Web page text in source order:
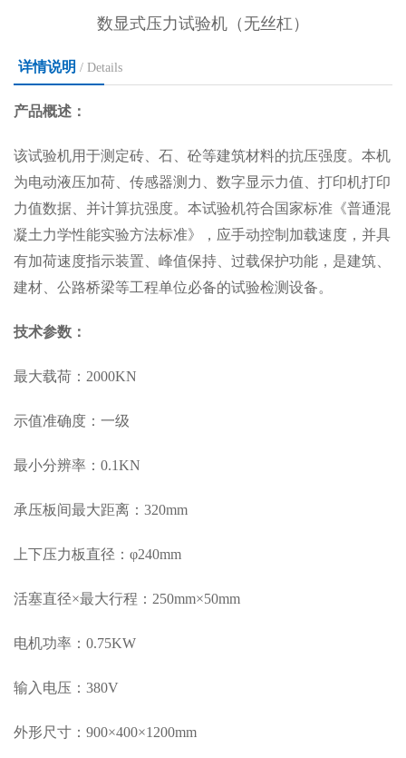
数显式压力试验机（无丝杠）
详情说明 / Details
产品概述：
该试验机用于测定砖、石、砼等建筑材料的抗压强度。本机
为电动液压加荷、传感器测力、数字显示力值、打印机打印
力值数据、并计算抗强度。本试验机符合国家标准《普通混
凝土力学性能实验方法标准》，应手动控制加载速度，并具
有加荷速度指示装置、峰值保持、过载保护功能，是建筑、
建材、公路桥梁等工程单位必备的试验检测设备。
技术参数：
最大载荷：2000KN
示值准确度：一级
最小分辨率：0.1KN
承压板间最大距离：320mm
上下压力板直径：φ240mm
活塞直径×最大行程：250mm×50mm
电机功率：0.75KW
输入电压：380V
外形尺寸：900×400×1200mm